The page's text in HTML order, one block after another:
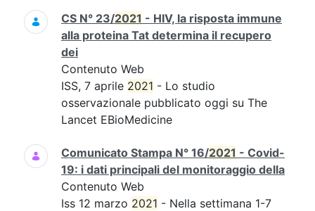
CS N° 23/2021 - HIV, la risposta immune
alla proteina Tat determina il recupero
dei
Contenuto Web
ISS, 7 aprile 2021 - Lo studio
osservazionale pubblicato oggi su The
Lancet EBioMedicine
Comunicato Stampa N° 16/2021 - Covid-
19: i dati principali del monitoraggio della
Contenuto Web
Iss 12 marzo 2021 - Nella settimana 1-7